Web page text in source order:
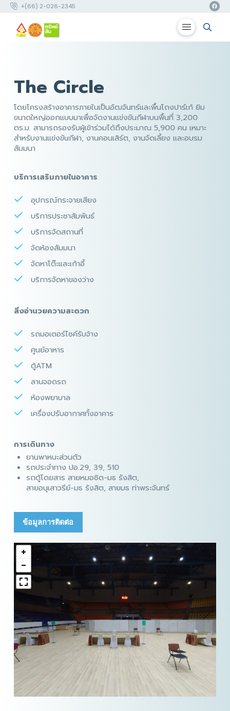
+(66) 2-026-2345
The Circle
โดยโครงสร้างอาคารภายในเป็นอัฒจันทร์และพื้นโถงปาร์เก้ ยิม
ขนาดใหญ่ออกแบบมาเพื่อจัดงานแข่งขันกีฬาบนพื้นที่ 3,200
ตร.ม. สามารถรองรับผู้เข้าร่วมได้ถึงประมาณ 5,900 คน เหมาะ
สำหรับงานแข่งขันกีฬา, งานคอนเสิร์ต, งานจัดเลี้ยง และอบรม
สัมมนา
บริการเสริมภายในอาคาร
อุปกรณ์กระจายเสียง
บริการประชาสัมพันธ์
บริการจัดสถานที่
จัดห้องสัมมนา
จัดหาโต๊ะและเก้าอี้​
บริการจัดหาของว่าง
สิ่งอำนวยความสะดวก
รถมอเตอร์ไซค์รับจ้าง
ศูนย์อาหาร
ตู้ATM
ลานจอดรถ
ห้องพยาบาล
เครื่องปรับอากาศทั้งอาคาร
การเดินทาง
ยานพาหนะส่วนตัว
รถประจำทาง ปอ.29, 39, 510
รถตู้โดยสาร สายหมอชิต-มธ รังสิต,
สายอนุเสาวรีย์-มธ รังสิต, สายมธ ท่าพระจันทร์
ข้อมูลการติดต่อ